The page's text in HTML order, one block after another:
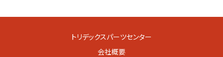
トリデックスパーツセンター
会社概要